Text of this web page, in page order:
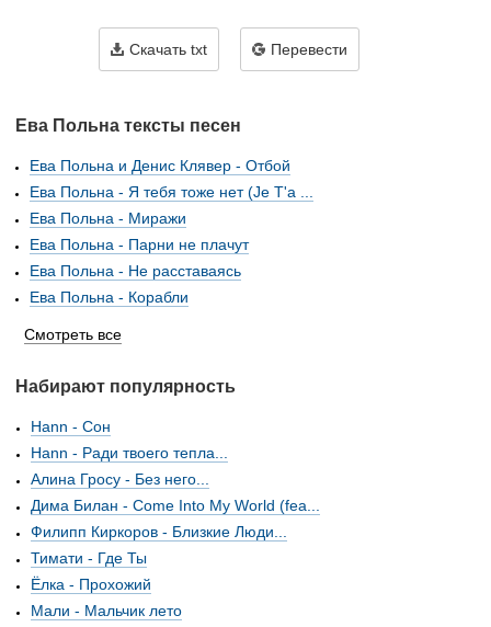
Скачать txt Перевести
Ева Польна тексты песен
Ева Польна и Денис Клявер - Отбой
Ева Польна - Я тебя тоже нет (Je T'a ...
Ева Польна - Миражи
Ева Польна - Парни не плачут
Ева Польна - Не расставаясь
Ева Польна - Корабли
Смотреть все
Набирают популярность
Hann - Сон
Hann - Ради твоего тепла...
Алина Гросу - Без него...
Дима Билан - Come Into My World (fea...
Филипп Киркоров - Близкие Люди...
Тимати - Где Ты
Ёлка - Прохожий
Мали - Мальчик лето